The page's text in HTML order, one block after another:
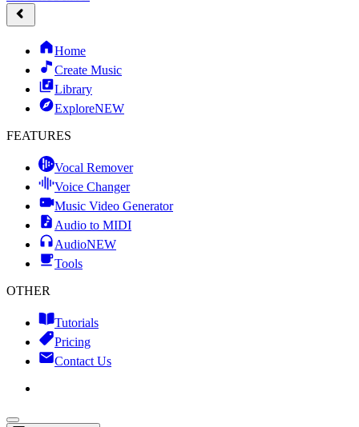
Home
Create Music
Library
ExploreNEW
FEATURES
Vocal Remover
Voice Changer
Music Video Generator
Audio to MIDI
AudioNEW
Tools
OTHER
Tutorials
Pricing
Contact Us